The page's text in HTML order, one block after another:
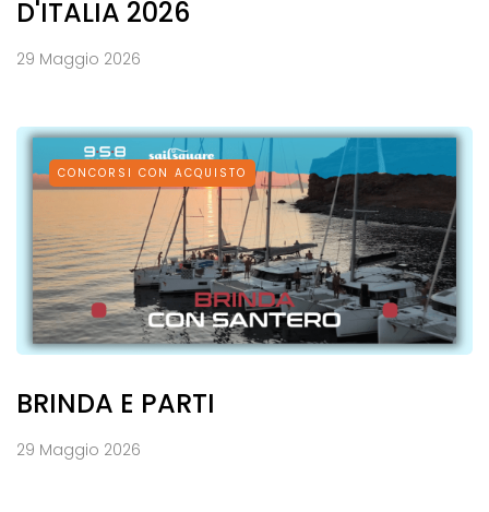
D'ITALIA 2026
29 Maggio 2026
CONCORSI CON ACQUISTO
BRINDA E PARTI
29 Maggio 2026